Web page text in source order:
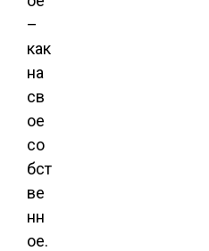
–
как
на
св
ое
со
бст
ве
нн
ое.